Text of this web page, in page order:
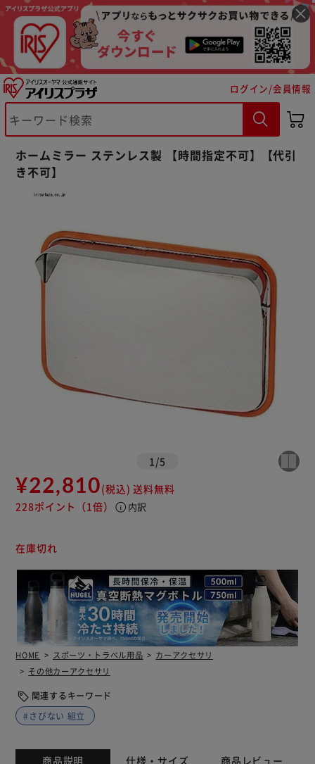
ログイン/会員情報
ホームミラー ステンレス製 【時間指定不可】【代引
き不可】
1 /5
¥22,810(税込) 送料無料
228ポイント （1倍） info 内訳
在庫切れ
HOME スポーツ・トラベル用品
カーアクセサリ
その他カーアクセサリ
関連するキーワード
#さびない 組立
商品説明 仕様・サイズ 商品レビュー
※ご確認ください